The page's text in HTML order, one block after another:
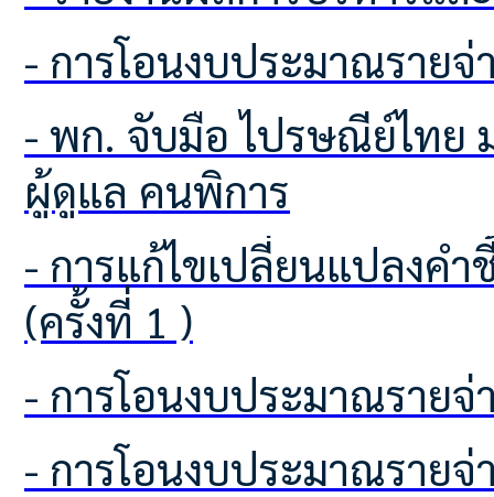
- การโอนงบประมาณรา
- พก. จับมือ ไปรษณีย์ไทย มอบสิทธิพิเศษส่ง EMS ราคาประหยัด สำหรับคนพิการและ
ผู้ดูแล คนพิการ
- การแก้ไขเปลี่ยนแปลงคำชี้แจงงบประมาณรายจ่าย ประจำปีงบประมาณ พ.ศ.2569
(ครั้งที่ 1 )
- การโอนงบประมาณรา
- การโอนงบประมาณรา